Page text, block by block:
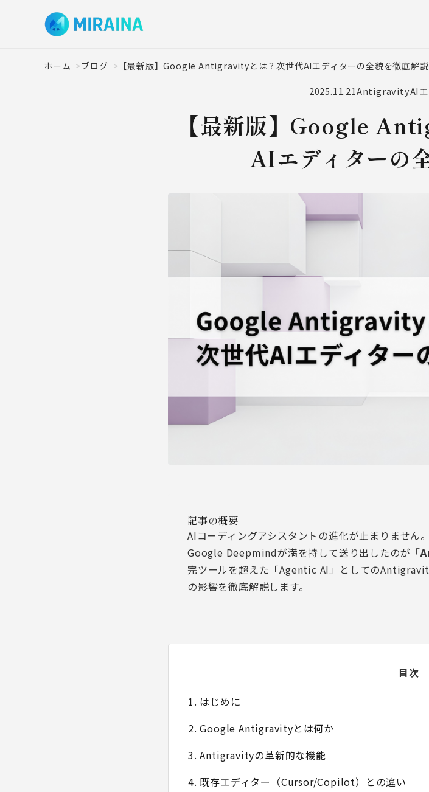
ホーム ブログ 【最新版】Google Antigravityとは？次世代AIエディターの全貌を徹底解説
2025.11.21AntigravityAI
【最新版】Google
AIエディターの
記事の概要
AIコーディングアシスタントの進化が止まりませ
Google Deepmindが満を持して送り出したのが
完ツールを超えた「Agentic AI」としての
の影響を徹底解説します。
目次
1. はじめに
2. Google Antigravityとは何か
3. Antigravityの革新的な機能
4. 既存エディター（Cursor/Copilot）との違い